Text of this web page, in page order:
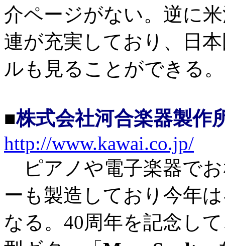
介ページがない。逆に
連が充実しており、日
ルも見ることができる。
■株式会社河合楽器製作
http://www.kawai.co.jp/
ピアノや電子楽器で
ーも製造しており今年
なる。40周年を記念し